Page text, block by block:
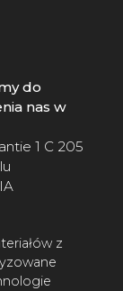
do
nas w
1 C 205
z